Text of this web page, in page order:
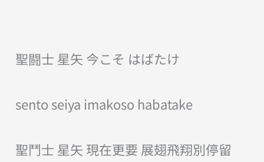
聖闘士 星矢 今こそ はばたけ
sento seiya imakoso habatake
聖鬥士 星矢 現在更要 展翅飛翔別停留